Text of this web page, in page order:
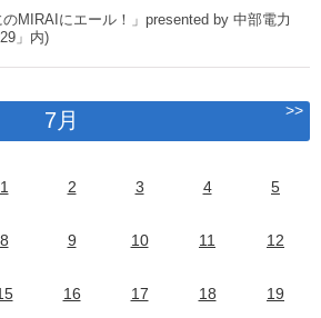
のMIRAIにエール！」presented by 中部電力
」内)
7月 >>
1 2 3 4 5
8 9 10 11 12
16 17 18 19